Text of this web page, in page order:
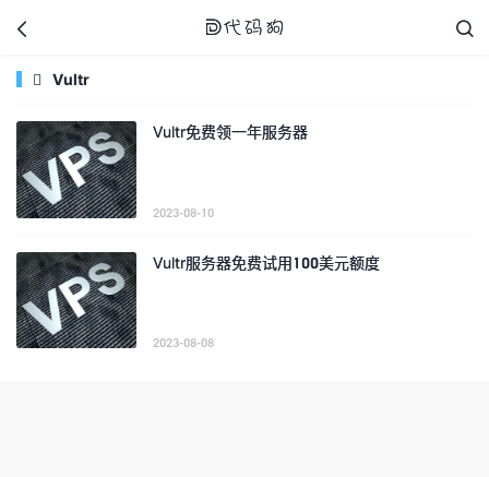

 
 Vultr
Vultr免费领一年服务器
2023-08-10
Vultr服务器免费试用100美元额度
2023-08-08